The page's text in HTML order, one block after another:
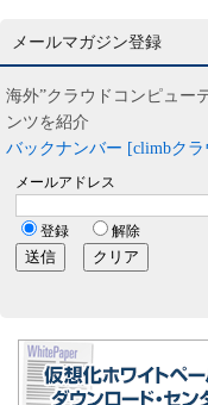
メールマガジン登録
海外”クラウドコンピュー
ンツを紹介
バックナンバー [climbク